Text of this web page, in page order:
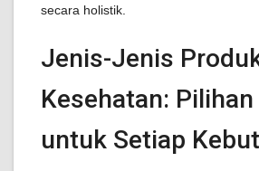
secara holistik.
Jenis-Jenis
Kesehatan:
untuk Setiap